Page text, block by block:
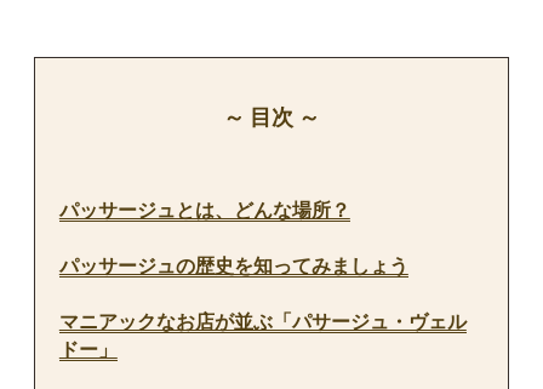
～ 目次 ～
パッサージュとは、どんな場所？
パッサージュの歴史を知ってみましょう
マニアックなお店が並ぶ「パサージュ・ヴェル
ドー」